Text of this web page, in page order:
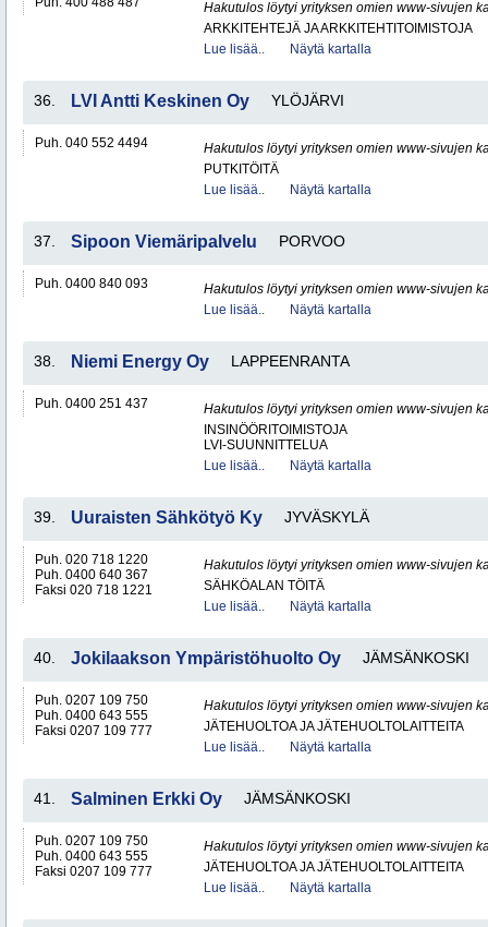
Hakutulos löytyi yrityksen omien www-sivujen
ARKKITEHTEJÄ JA ARKKITEHTITOIMISTOJA
Lue lisää..
Näytä kartalla
36. LVI Antti Keskinen Oy YLÖJÄRVI
Puh. 040 552 4494
Hakutulos löytyi yrityksen omien www-sivujen
PUTKITÖITÄ
Lue lisää..
Näytä kartalla
37. Sipoon Viemäripalvelu PORVOO
Puh. 0400 840 093
Hakutulos löytyi yrityksen omien www-sivujen
Lue lisää..
Näytä kartalla
38. Niemi Energy Oy LAPPEENRANTA
Puh. 0400 251 437
Hakutulos löytyi yrityksen omien www-sivujen
INSINÖÖRITOIMISTOJA
LVI-SUUNNITTELUA
Lue lisää..
Näytä kartalla
39. Uuraisten Sähkötyö Ky JYVÄSKYLÄ
Puh. 020 718 1220
Puh. 0400 640 367
Faksi 020 718 1221
Hakutulos löytyi yrityksen omien www-sivujen
SÄHKÖALAN TÖITÄ
Lue lisää..
Näytä kartalla
40. Jokilaakson Ympäristöhuolto Oy JÄMSÄNKOSKI
Puh. 0207 109 750
Puh. 0400 643 555
Faksi 0207 109 777
Hakutulos löytyi yrityksen omien www-sivujen
JÄTEHUOLTOA JA JÄTEHUOLTOLAITTEITA
Lue lisää..
Näytä kartalla
41. Salminen Erkki Oy JÄMSÄNKOSKI
Puh. 0207 109 750
Puh. 0400 643 555
Faksi 0207 109 777
Hakutulos löytyi yrityksen omien www-sivujen
JÄTEHUOLTOA JA JÄTEHUOLTOLAITTEITA
Lue lisää..
Näytä kartalla